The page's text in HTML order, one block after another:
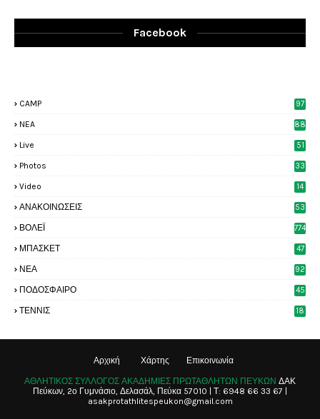
Facebook
CAMP 97
NEA 88
Live 51
Photos
33
Video
14
ΑΝΑΚΟΙΝΩΣΕΙΣ
53
ΒΟΛΕΪ 774
ΜΠΑΣΚΕΤ
47
ΝΕΑ
92
ΠΟΔΟΣΦΑΙΡΟ
45
ΤΕΝΝΙΣ
18
Αρχική Χάρτης Επικοινωνία
ΑΘΛΗΤΙΚΟΣ ΣΥΛΛΟΓΟΣ ΑΚΑΔΗΜΙΕΣ ΠΡΩΤΑΘΛΗΤΩΝ ΠΕΥΚΩΝ ΔΑΚ
Πεύκων, 2ο Γυμνάσιο, Δελασάλ, Πεύκα 57010 | Τ: 6948 66 33 67 |
asakprotathlitespeukon@gmail.com